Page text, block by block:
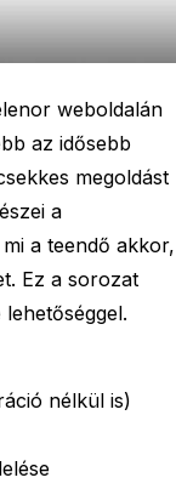
weboldalán
az idősebb
megoldást
a
a teendő akkor,
Ez a sorozat
nélkül is)